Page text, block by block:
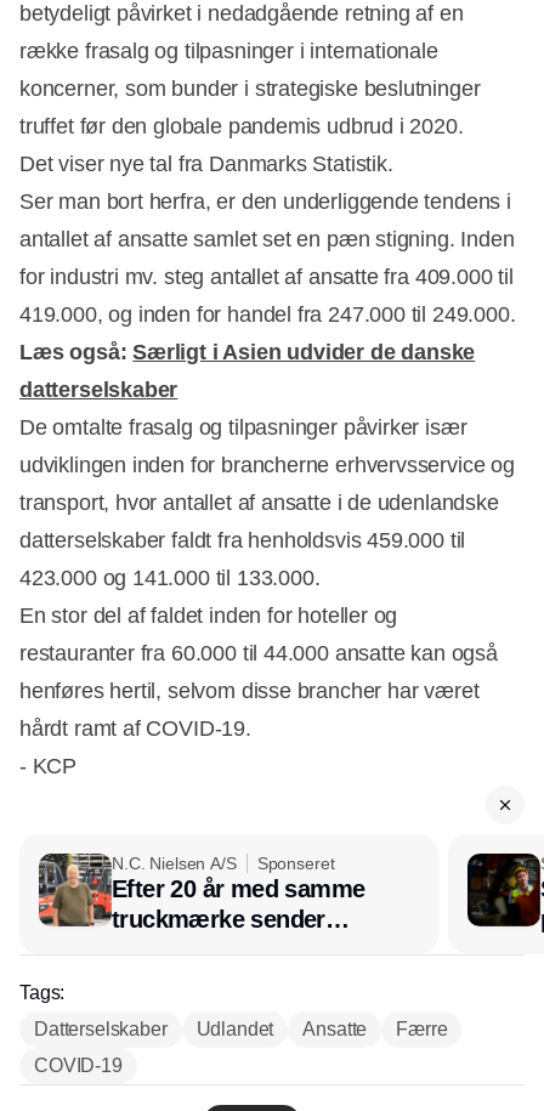
betydeligt påvirket i nedadgående retning af en
række frasalg og tilpasninger i internationale
koncerner, som bunder i strategiske beslutninger
truffet før den globale pandemis udbrud i 2020.
Det viser nye tal fra Danmarks Statistik.
Annonce
Ser man bort herfra, er den underliggende tendens i
antallet af ansatte samlet set en pæn stigning. Inden
for industri mv. steg antallet af ansatte fra 409.000 til
419.000, og inden for handel fra 247.000 til 249.000.
Læs også:Særligt i Asien udvider de danske
datterselskaber
De omtalte frasalg og tilpasninger påvirker især
udviklingen inden for brancherne erhvervsservice og
transport, hvor antallet af ansatte i de udenlandske
datterselskaber faldt fra henholdsvis 459.000 til
423.000 og 141.000 til 133.000.
En stor del af faldet inden for hoteller og
restauranter fra 60.000 til 44.000 ansatte kan også
henføres hertil, selvom disse brancher har været
hårdt ramt af COVID-19.
- KCP
N.C. Nielsen A/S Sponseret
Efter 20 år med samme
truckmærke sender
lagerchef stafetten videre
Tags:
Datterselskaber
Udlandet Ansatte
Færre
COVID-19